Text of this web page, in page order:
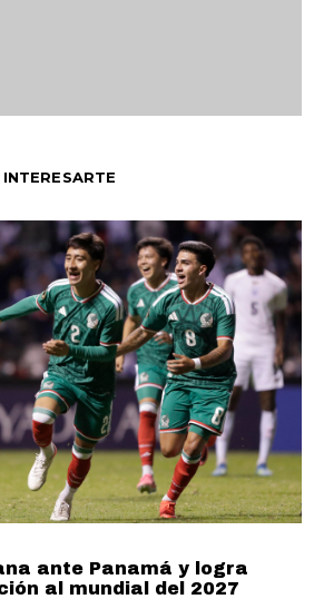
ante Panamá y logra
al mundial del 2027